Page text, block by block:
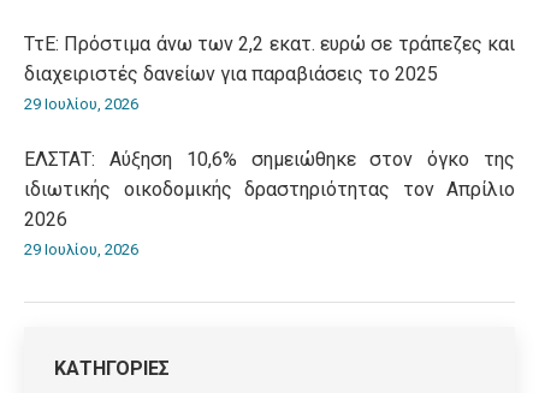
ΤτΕ: Πρόστιμα άνω των 2,2 εκατ. ευρώ σε τράπεζες και
διαχειριστές δανείων για παραβιάσεις το 2025
29 Ιουλίου, 2026
ΕΛΣΤΑΤ: Αύξηση 10,6% σημειώθηκε στον όγκο της
ιδιωτικής οικοδομικής δραστηριότητας τον Απρίλιο
2026
29 Ιουλίου, 2026
ΚΑΤΗΓΟΡΙΕΣ